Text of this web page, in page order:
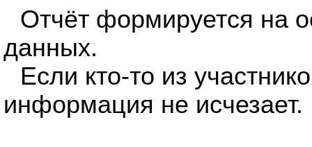
Отчёт формируется на
данных.
Если кто-то из
информация не исчезает.